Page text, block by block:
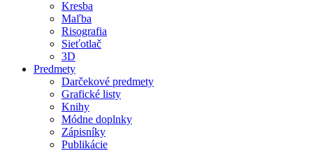
Kresba
Maľba
Risografia
Sieťotlač
3D
Predmety
Darčekové predmety
Grafické listy
Knihy
Módne doplnky
Zápisníky
Publikácie